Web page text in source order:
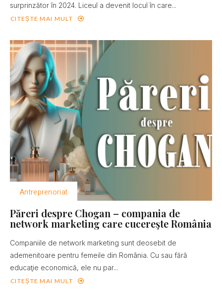
surprinzător în 2024. Liceul a devenit locul în care...
CITEȘTE MAI MULT
Antreprenoriat
Păreri despre Chogan – compania de
network marketing care cucereşte România
Companiile de network marketing sunt deosebit de
ademenitoare pentru femeile din România. Cu sau fără
educaţie economică, ele nu par...
CITEȘTE MAI MULT